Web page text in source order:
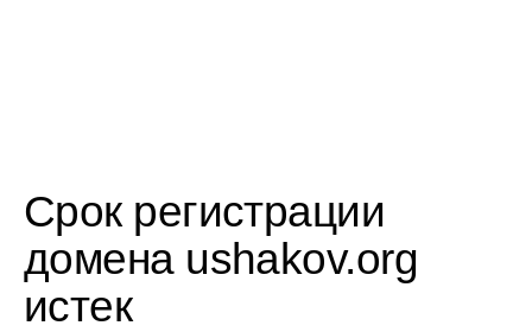
Срок регистрации
домена ushakov.org
истек